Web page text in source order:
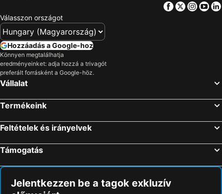
Facebook
Twitter
Válasszon országot
Hozzáadás a Google-hoz
Könnyen megtalálhatja
eredményeinket: adja hozzá a trivagót
preferált forrásként a Google-höz.
Vállalat
Termékeink
Feltételek és irányelvek
Támogatás
Jelentkezzen be a tagok exkluzív